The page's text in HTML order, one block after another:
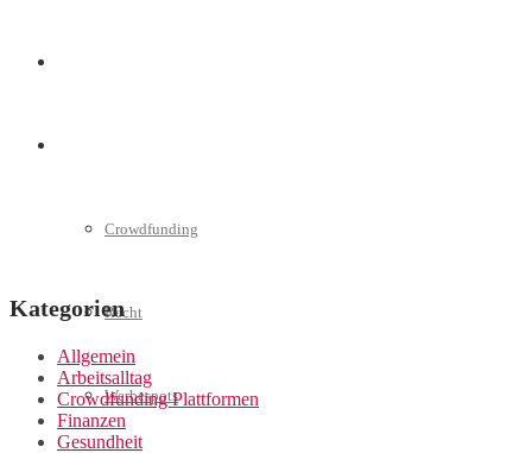
Crowdfunding
Recht
Werbespots
Kategorien
Allgemein
Arbeitsalltag
Crowdfunding Plattformen
Finanzen
Gesundheit